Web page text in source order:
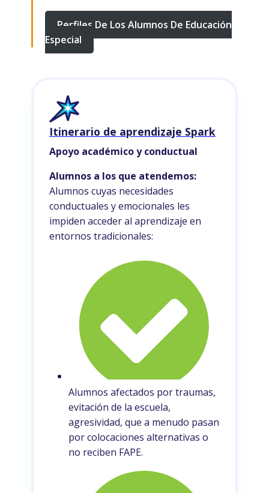
Perfiles De Los Alumnos De Educación
Especial
Itinerario de aprendizaje Spark
Apoyo académico y conductual
Alumnos a los que atendemos:
Alumnos cuyas necesidades
conductuales y emocionales les
impiden acceder al aprendizaje en
entornos tradicionales:
Alumnos afectados por traumas,
evitación de la escuela,
agresividad, que a menudo pasan
por colocaciones alternativas o
no reciben FAPE.